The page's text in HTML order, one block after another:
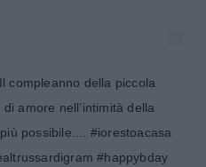
compleanno della piccola
amore nell’intimità della
possibile.... #iorestoacasa
#happybday